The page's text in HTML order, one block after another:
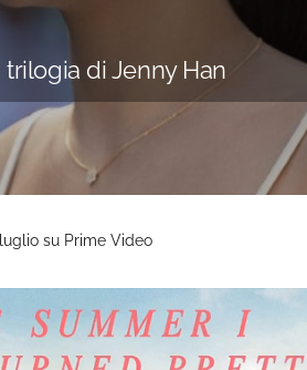
TEMPESTA D’AMORE
UN POSTO AL SOLE
di Jenny Han
luglio su Prime Video